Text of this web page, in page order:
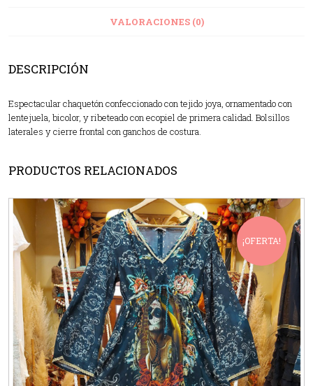
VALORACIONES (0)
DESCRIPCIÓN
Espectacular chaquetón confeccionado con tejido joya, ornamentado con
lentejuela, bicolor, y ribeteado con ecopiel de primera calidad. Bolsillos
laterales y cierre frontal con ganchos de costura.
PRODUCTOS RELACIONADOS
¡OFERTA!